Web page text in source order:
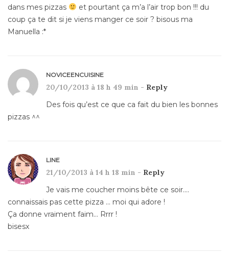
dans mes pizzas
et pourtant ça m’a l’air trop bon !!! du
coup ça te dit si je viens manger ce soir ? bisous ma
Manuella :*
NOVICEENCUISINE
20/10/2013 à 18 h 49 min - Reply
Des fois qu’est ce que ca fait du bien les bonnes
pizzas ^^
LINE
21/10/2013 à 14 h 18 min - Reply
Je vais me coucher moins bête ce soir….
connaissais pas cette pizza … moi qui adore !
Ça donne vraiment faim… Rrrr !
bisesx